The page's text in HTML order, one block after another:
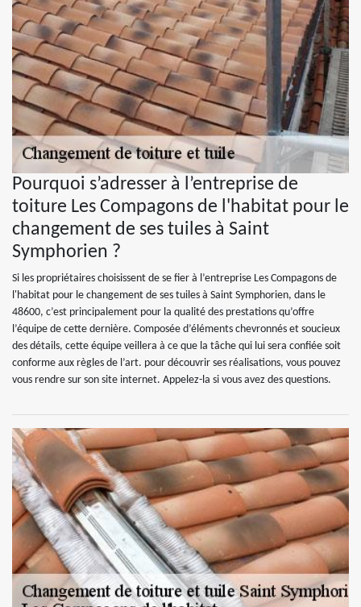
Pourquoi s’adresser à l’entreprise de
toiture Les Compagons de l'habitat pour le
changement de ses tuiles à Saint
Symphorien ?
Si les propriétaires choisissent de se fier à l’entreprise Les Compagons de
l'habitat pour le changement de ses tuiles à Saint Symphorien, dans le
48600, c’est principalement pour la qualité des prestations qu’offre
l’équipe de cette dernière. Composée d’éléments chevronnés et soucieux
des détails, cette équipe veillera à ce que la tâche qui lui sera confiée soit
conforme aux règles de l’art. pour découvrir ses réalisations, vous pouvez
vous rendre sur son site internet. Appelez-la si vous avez des questions.